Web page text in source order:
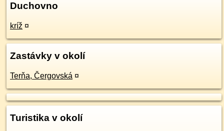
Duchovno
kríž ¤
Zastávky v okolí
Terňa, Čergovská ¤
Turistika v okolí